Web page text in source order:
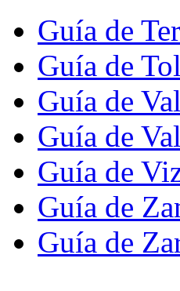
Guía de
Guía de
Guía de
Guía de
Guía de
Guía de
Guía de